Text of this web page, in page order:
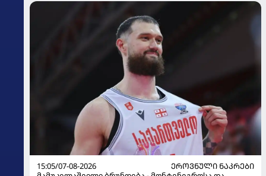
15:05/07-08-2026
ᲔᲠᲝᲕᲜᲣᲚᲘ ᲜᲐᲙᲠᲔᲑᲘ